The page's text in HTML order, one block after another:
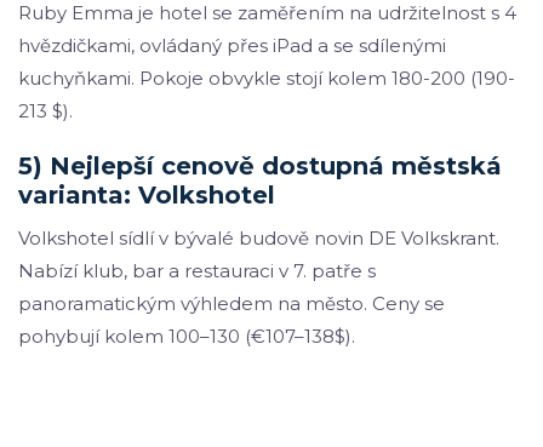
Ruby Emma je hotel se zaměřením na udržitelnost s 4
hvězdičkami, ovládaný přes iPad a se sdílenými
kuchyňkami. Pokoje obvykle stojí kolem 180-200 (190-
213 $).
5) Nejlepší cenově dostupná městská
varianta: Volkshotel
Volkshotel sídlí v bývalé budově novin DE Volkskrant.
Nabízí klub, bar a restauraci v 7. patře s
panoramatickým výhledem na město. Ceny se
pohybují kolem 100–130 (€107–138$).